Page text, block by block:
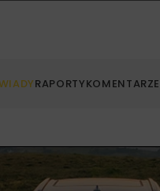
RAPORTYKOMENTARZE